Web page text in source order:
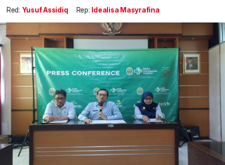
Red: Yusuf Assidiq Rep: Idealisa Masyrafina